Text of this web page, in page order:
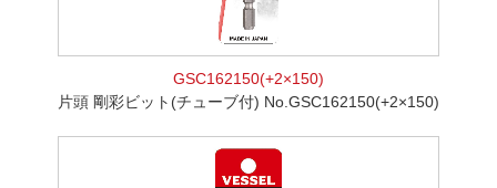
GSC162150(+2×150)
片頭 剛彩ビット(チューブ付) No.GSC162150(+2×150)